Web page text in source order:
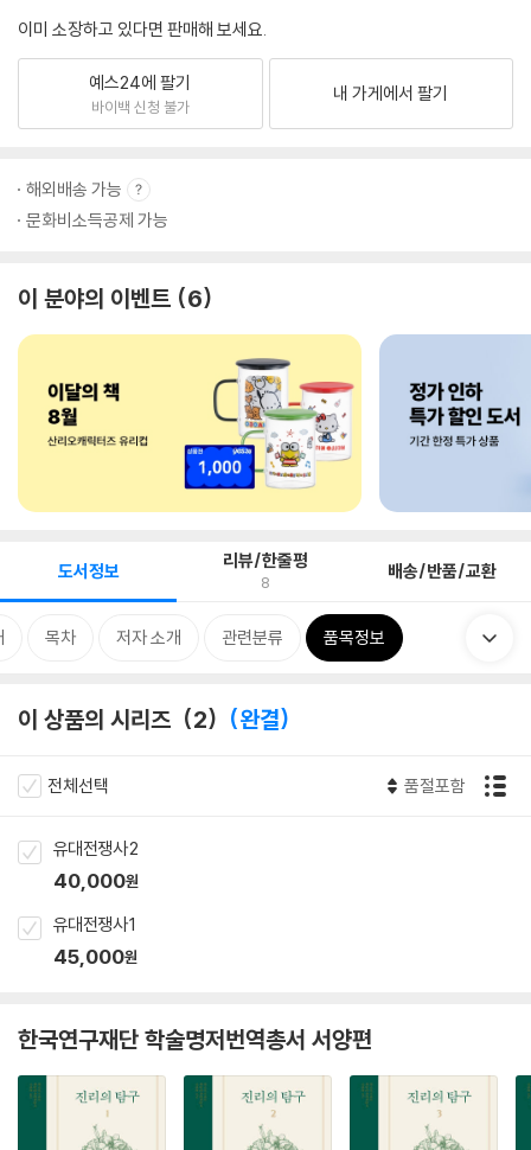
이미 소장하고 있다면 판매해 보세요.
예스24에 팔기
바이백 신청 불가
내 가게에서 팔기
해외배송 가능
문화비소득공제 가능
이 분야의 이벤트 6
도서정보 리뷰/한줄평
8 배송/반품/교환
목차 저자 소개 관련분류 품목정보
이 상품의 시리즈 2 완결
전체선택 품절포함
유대전쟁사 2
40,000원
유대전쟁사 1
45,000원
한국연구재단 학술명저번역총서 서양편